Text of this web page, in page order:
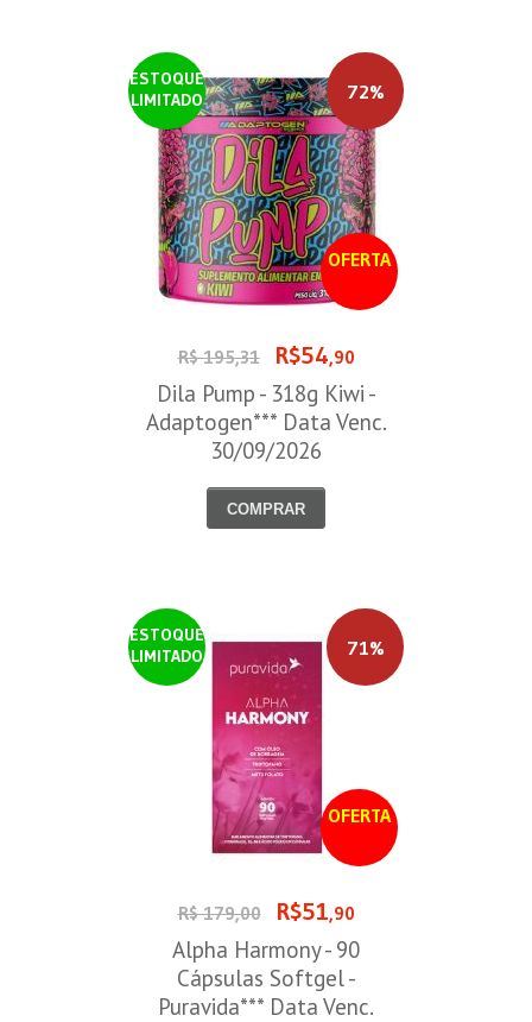
ESTOQUE
LIMITADO
OFERTA
72%
R$ 195,31 R$54,90
Dila Pump - 318g Kiwi -
Adaptogen*** Data Venc.
30/09/2026
COMPRAR
ESTOQUE
LIMITADO
OFERTA
71%
R$ 179,00 R$51,90
Alpha Harmony - 90
Cápsulas Softgel -
Puravida*** Data Venc.